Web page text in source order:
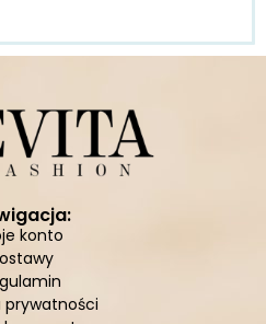
konto
prywatności